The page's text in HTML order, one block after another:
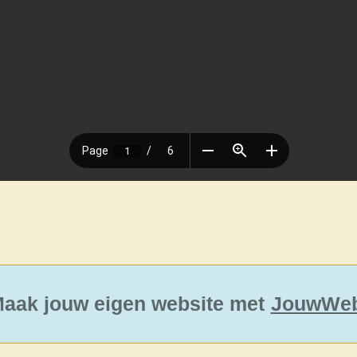
jouw eigen website met